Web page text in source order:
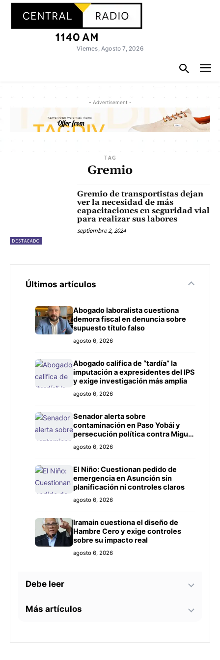
Viernes, Agosto 7, 2026
- Advertisement -
TAG
Gremio
DESTACADO
Gremio de transportistas dejan
ver la necesidad de más
capacitaciones en seguridad vial
para realizar sus labores
septiembre 2, 2024
Últimos artículos
Abogado laboralista cuestiona
demora fiscal en denuncia sobre
supuesto título falso
agosto 6, 2026
Abogado califica de “tardía” la
imputación a expresidentes del IPS
y exige investigación más amplia
agosto 6, 2026
Senador alerta sobre
contaminación en Paso Yobái y
persecución política contra Miguel
Prieto
agosto 6, 2026
El Niño: Cuestionan pedido de
emergencia en Asunción sin
planificación ni controles claros
agosto 6, 2026
Iramain cuestiona el diseño de
Hambre Cero y exige controles
sobre su impacto real
agosto 6, 2026
Debe leer
Bomberos advierten sobre zonas
Más artículos